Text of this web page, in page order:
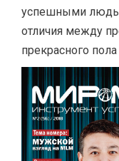
успешными
отличия между
прекрасного пола